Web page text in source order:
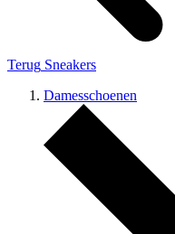
Terug Sneakers
Damesschoenen